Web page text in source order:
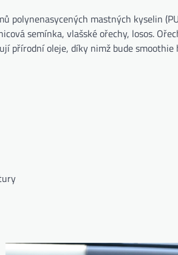
polynenasycených mastných kyselin
semínka, vlašské ořechy, losos.
přírodní oleje, díky nimž bude smoothie